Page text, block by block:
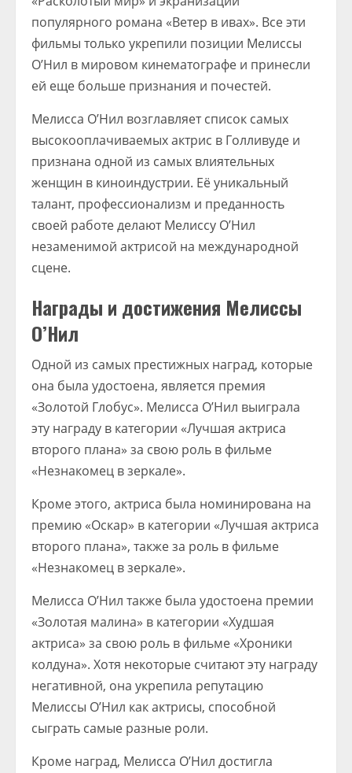
популярного романа «Ветер в ивах». Все эти
фильмы только укрепили позиции Мелиссы
О’Нил в мировом кинематографе и принесли
ей еще больше признания и почестей.
Мелисса О’Нил возглавляет список самых
высокооплачиваемых актрис в Голливуде и
признана одной из самых влиятельных
женщин в киноиндустрии. Её уникальный
талант, профессионализм и преданность
своей работе делают Мелиссу О’Нил
незаменимой актрисой на международной
сцене.
Награды и достижения Мелиссы
О’Нил
Одной из самых престижных наград, которые
она была удостоена, является премия
«Золотой Глобус». Мелисса О’Нил выиграла
эту награду в категории «Лучшая актриса
второго плана» за свою роль в фильме
«Незнакомец в зеркале».
Кроме этого, актриса была номинирована на
премию «Оскар» в категории «Лучшая актриса
второго плана», также за роль в фильме
«Незнакомец в зеркале».
Мелисса О’Нил также была удостоена премии
«Золотая малина» в категории «Худшая
актриса» за свою роль в фильме «Хроники
колдуна». Хотя некоторые считают эту награду
негативной, она укрепила репутацию
Мелиссы О’Нил как актрисы, способной
сыграть самые разные роли.
Кроме наград, Мелисса О’Нил достигла